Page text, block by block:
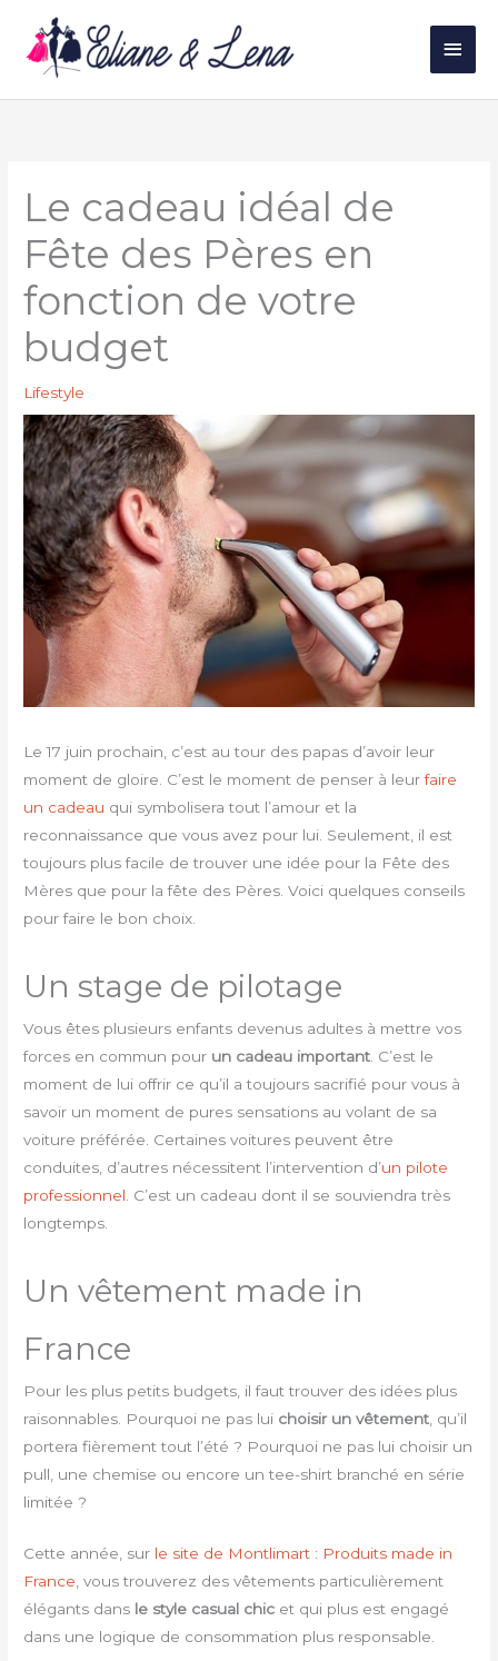
contenu
Le cadeau idéal de
Fête des Pères en
fonction de votre
budget
Lifestyle
Le 17 juin prochain, c’est au tour des papas d’avoir leur
moment de gloire. C’est le moment de penser à leurfaire
un cadeau qui symbolisera tout l’amour et la
reconnaissance que vous avez pour lui. Seulement, il est
toujours plus facile de trouver une idée pour la Fête des
Mères que pour la fête des Pères. Voici quelques conseils
pour faire le bon choix.
Un stage de pilotage
Vous êtes plusieurs enfants devenus adultes à mettre vos
forces en commun pour un cadeau important . C’est le
moment de lui offrir ce qu’il a toujours sacrifié pour vous à
savoir un moment de pures sensations au volant de sa
voiture préférée. Certaines voitures peuvent être
conduites, d’autres nécessitent l’intervention d’un pilote
professionnel . C’est un cadeau dont il se souviendra très
longtemps.
Un vêtement made in
France
Pour les plus petits budgets, il faut trouver des idées plus
raisonnables. Pourquoi ne pas lui choisir un vêtement , qu’il
portera fièrement tout l’été ? Pourquoi ne pas lui choisir un
pull, une chemise ou encore un tee-shirt branché en série
limitée ?
Cette année, sur le site de Montlimart : Produits made in
France, vous trouverez des vêtements particulièrement
élégants dans le style casual chic et qui plus est engagé
dans une logique de consommation plus responsable.